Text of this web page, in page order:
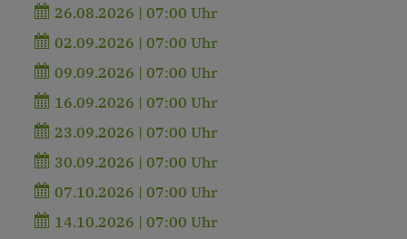
26.08.2026 | 07:00 Uhr
02.09.2026 | 07:00 Uhr
09.09.2026 | 07:00 Uhr
16.09.2026 | 07:00 Uhr
23.09.2026 | 07:00 Uhr
30.09.2026 | 07:00 Uhr
07.10.2026 | 07:00 Uhr
14.10.2026 | 07:00 Uhr